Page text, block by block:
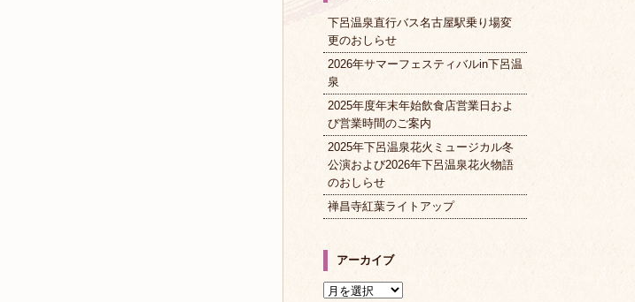
下呂温泉直行バス名古屋駅乗り場変
更のおしらせ
2026年サマーフェスティバルin下呂温
泉
2025年度年末年始飲食店営業日およ
び営業時間のご案内
2025年下呂温泉花火ミュージカル冬
公演および2026年下呂温泉花火物語
のおしらせ
禅昌寺紅葉ライトアップ
アーカイブ
ア